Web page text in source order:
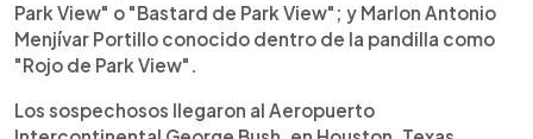
Park View" o "Bastard de Park View"; y Marlon Antonio
Menjívar Portillo conocido dentro de la pandilla como
"Rojo de Park View".
Los sospechosos llegaron al Aeropuerto